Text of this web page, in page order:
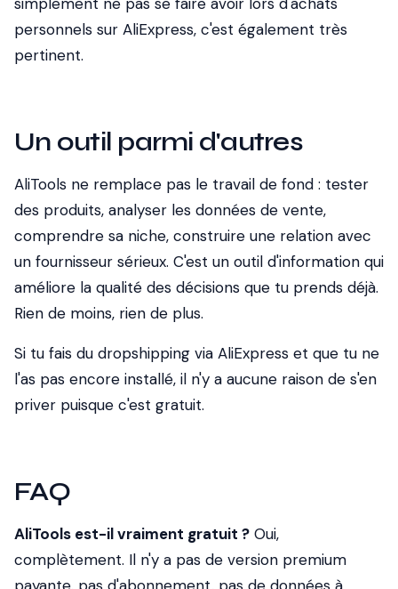
personnels sur AliExpress, c'est également très
pertinent.
Un outil parmi d'autres
AliTools ne remplace pas le travail de fond : tester
des produits, analyser les données de vente,
comprendre sa niche, construire une relation avec
un fournisseur sérieux. C'est un outil d'information qui
améliore la qualité des décisions que tu prends déjà.
Rien de moins, rien de plus.
Si tu fais du dropshipping via AliExpress et que tu ne
l'as pas encore installé, il n'y a aucune raison de s'en
priver puisque c'est gratuit.
FAQ
AliTools est-il vraiment gratuit ? Oui,
complètement. Il n'y a pas de version premium